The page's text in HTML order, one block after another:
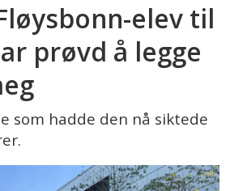
elev til
prøvd å legge
som hadde den nå siktede